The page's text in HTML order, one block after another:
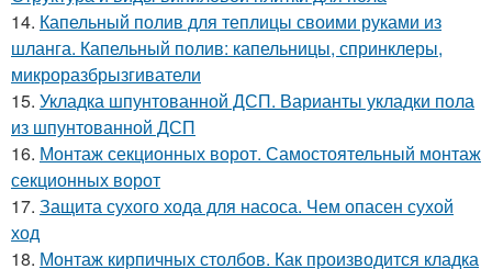
14. Капельный полив для теплицы своими руками из
шланга. Капельный полив: капельницы, спринклеры,
микроразбрызгиватели
15. Укладка шпунтованной ДСП. Варианты укладки пола
из шпунтованной ДСП
16. Монтаж секционных ворот. Самостоятельный монтаж
секционных ворот
17. Защита сухого хода для насоса. Чем опасен сухой
ход
18. Монтаж кирпичных столбов. Как производится кладка